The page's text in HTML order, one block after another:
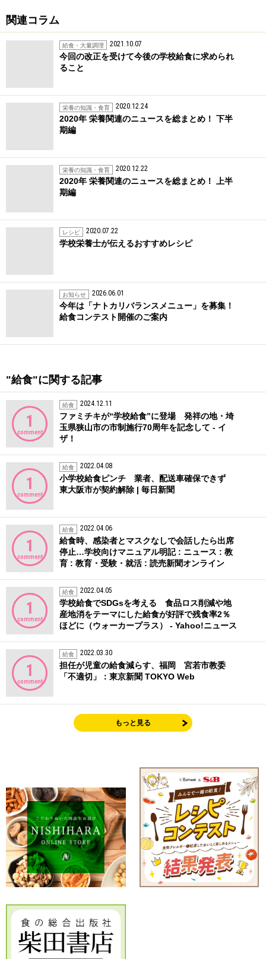
関連コラム
給食・大量調理 2021.10.07
今回の改正を受けて今後の学校給食に求められ
ること
栄養の知識・食育 2020.12.24
2020年 栄養関連のニュースを総まとめ！ 下半
期編
栄養の知識・食育 2020.12.22
2020年 栄養関連のニュースを総まとめ！ 上半
期編
レシピ 2020.07.22
学校栄養士が伝えるおすすめレシピ
お知らせ 2026.06.01
今年は「ナトカリバランスメニュー」を募集！
給食コンテスト開催のご案内
"給食"に関する記事
1
comment
給食 2024.12.11
ファミチキが“学校給食”に登場 発祥の地・埼
玉県狭山市の市制施行70周年を記念して - イ
ザ！
1
comment
給食 2022.04.08
小学校給食ピンチ 業者、配送車確保できず
東大阪市が契約解除 | 毎日新聞
1
comment
給食 2022.04.06
給食時、感染者とマスクなしで会話したら出席
停止…学校向けマニュアル明記 : ニュース : 教
育 : 教育・受験・就活 : 読売新聞オンライン
1
comment
給食 2022.04.05
学校給食でSDGsを考える 食品ロス削減や地
産地消をテーマにした給食が好評で残食率2％
ほどに（ウォーカープラス） - Yahoo!ニュース
1
comment
給食 2022.03.30
担任が児童の給食減らす、福岡 宮若市教委
「不適切」：東京新聞 TOKYO Web
もっと見る